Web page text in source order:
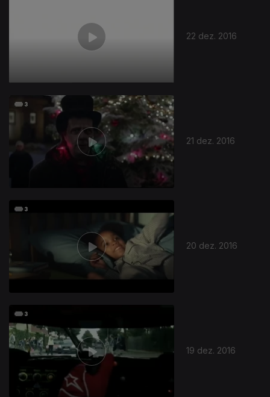
22 dez. 2016
21 dez. 2016
20 dez. 2016
19 dez. 2016